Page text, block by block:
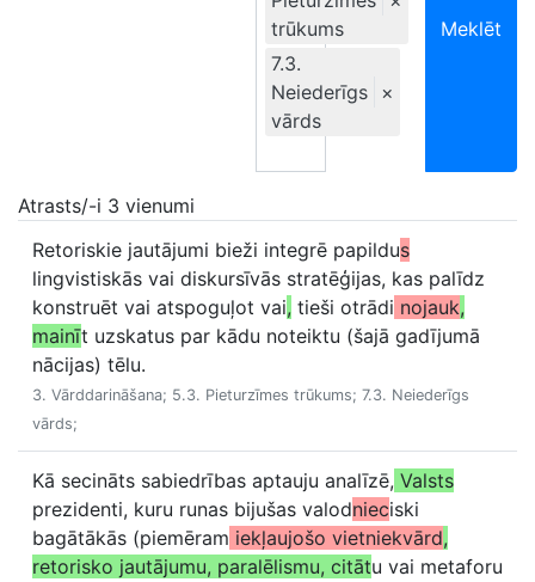
trūkums
7.3.
Neiederīgs
vārds
×
Meklēt
Atrasts/-i 3 vienumi
Retoriskie jautājumi bieži integrē papildus
lingvistiskās vai diskursīvās stratēģijas, kas palīdz
konstruēt vai atspoguļot vai, tieši otrādi nojauk,
mainīt uzskatus par kādu noteiktu (šajā gadījumā
nācijas) tēlu.
3. Vārddarināšana; 5.3. Pieturzīmes trūkums; 7.3. Neiederīgs
vārds;
Kā secināts sabiedrības aptauju analīzē, Valsts
prezidenti, kuru runas bijušas valodnieciski
bagātākās (piemēram iekļaujošo vietniekvārd,
retorisko jautājumu, paralēlismu, citātu vai metaforu